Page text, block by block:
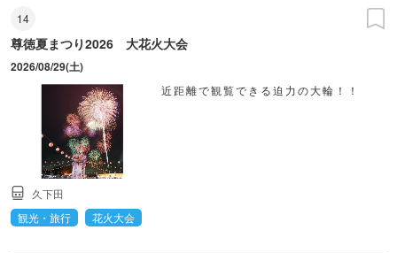
14
尊徳夏まつり2026 大花火大会
2026/08/29(土)
近距離で観覧できる迫力の大輪！！
久下田
観光・旅行
花火大会